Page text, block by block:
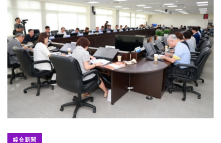
綜合新聞